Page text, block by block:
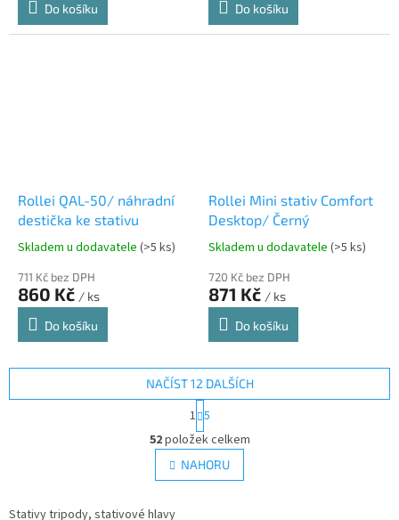
Do košíku
Do košíku
Rollei QAL-50/ náhradní
destička ke stativu
Skladem u dodavatele (>5 ks)
711 Kč bez DPH
860 Kč / ks
Do košíku
Rollei Mini stativ Comfort
Desktop/ Černý
Skladem u dodavatele (>5 ks)
720 Kč bez DPH
871 Kč / ks
Do košíku
O
v
l
á
NAČÍST 12 DALŠÍCH
S
t
r
á
n
k
1 5
52položek celkem
NAHORU
Stativy tripody, stativové hlavy